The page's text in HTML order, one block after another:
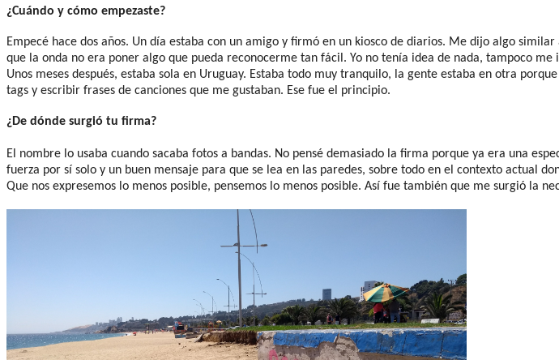
¿Cuándo y cómo empezaste?
Empecé hace dos años. Un día estaba con un amigo y firmó en un kiosco de diarios. Me dijo algo
que la onda no era poner algo que pueda reconocerme tan fácil. Yo no tenía idea de nada, tampoco
Unos meses después, estaba sola en Uruguay. Estaba todo muy tranquilo, la gente estaba en otra
tags y escribir frases de canciones que me gustaban. Ese fue el principio.
¿De dónde surgió tu firma?
El nombre lo usaba cuando sacaba fotos a bandas. No pensé demasiado la firma porque ya era una
fuerza por sí solo y un buen mensaje para que se lea en las paredes, sobre todo en el contexto actual
Que nos expresemos lo menos posible, pensemos lo menos posible. Así fue también que me surgió la